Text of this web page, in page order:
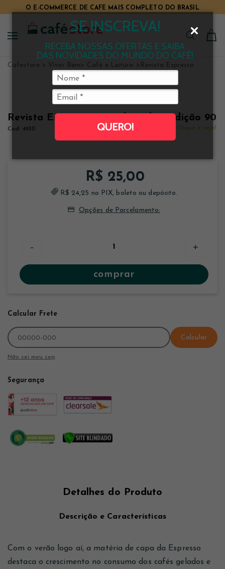
SE INSCREVA!
RECEBA NOSSAS OFERTAS E SAIBA
DAS NOVIDADES DO MUNDO DO CAFÉ!
QUERO!
O E-COMMERCE DE CAFÉ MAIS COMPLETO DO BRASIL
Cafestore Viver Bem Café e Leitura Revista Espresso
Revista Espresso - Era do Gelo - Edição 90
4930 Clique e veja!
R$ 25,00
R$ 24,25 no PIX, boleto ou depósito.
Opções de Parcelamento:
- +
comprar
Calcular Frete
Calcular
Não sei meu cep
Segurança
Detalhes do Produto
Descrição e Características
Com o verão logo aí, a matéria de capa da Espresso
destaca o crescimento no consumo dos cafés gelados e